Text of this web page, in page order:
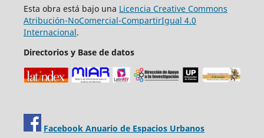
Esta obra está bajo una Licencia Creative Commons
Atribución-NoComercial-CompartirIgual 4.0
Internacional.
Directorios y Base de datos
Facebook Anuario de Espacios Urbanos